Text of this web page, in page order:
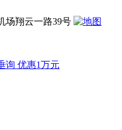
场翔云一路39号
询 优惠1万元